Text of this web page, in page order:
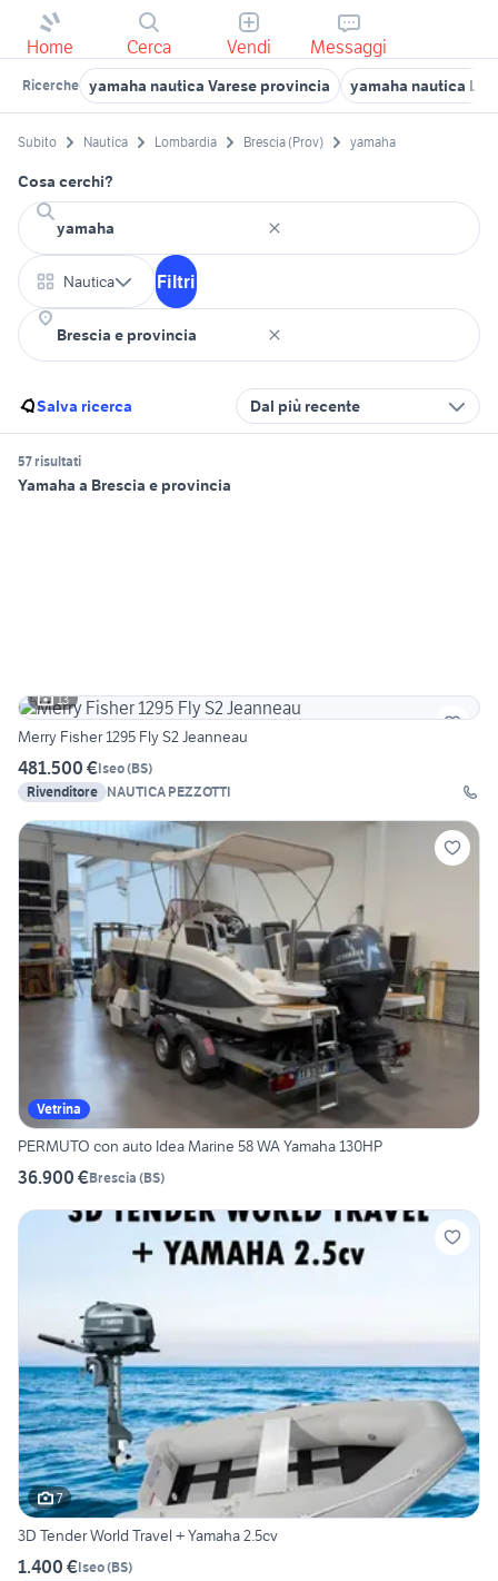
Home Cerca Vendi Messaggi
Ricerche yamaha nautica Varese provincia yamaha nautica
Subito Nautica Lombardia Brescia (Prov) yamaha
Cosa cerchi?
Nautica Filtri
Salva ricerca Dal più recente
57 risultati
Yamaha a Brescia e provincia
13
Merry Fisher 1295 Fly S2 Jeanneau
481.500 €Iseo(BS)
Rivenditore NAUTICA PEZZOTTI
Vetrina
PERMUTO con auto Idea Marine 58 WA Yamaha 130HP
36.900 €Brescia (BS)
7
3D Tender World Travel + Yamaha 2.5cv
1.400 €Iseo(BS)